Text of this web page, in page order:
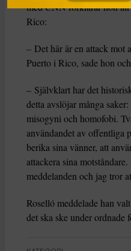
med CNN förklarar hon
Rico:
– Det här är en attack mot
Puerto i Rico, sade hon
– Självklart har det
detta avslöjar många
misogyni och homofobi.
användandet av offentliga
berika sina vänner, att
attackera sina
meddelanden och jag tror
Roselló meddelade han
det ska ske under ordnade